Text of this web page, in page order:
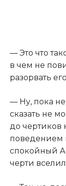
— Это что
в чем не
разорвать
— Ну, пока
сказать не
до чертиков
поведением
спокойный
чeрти